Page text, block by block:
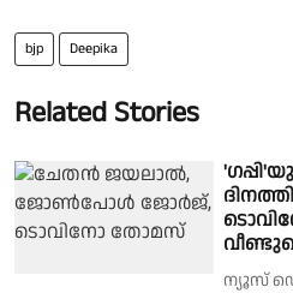
bjp Deepika
Related Stories
ന്യൂസ്